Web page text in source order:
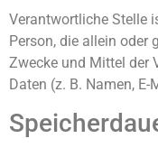
Verantwortliche Stelle
Person, die allein oder
Zwecke und Mittel der
Daten (z. B. Namen,